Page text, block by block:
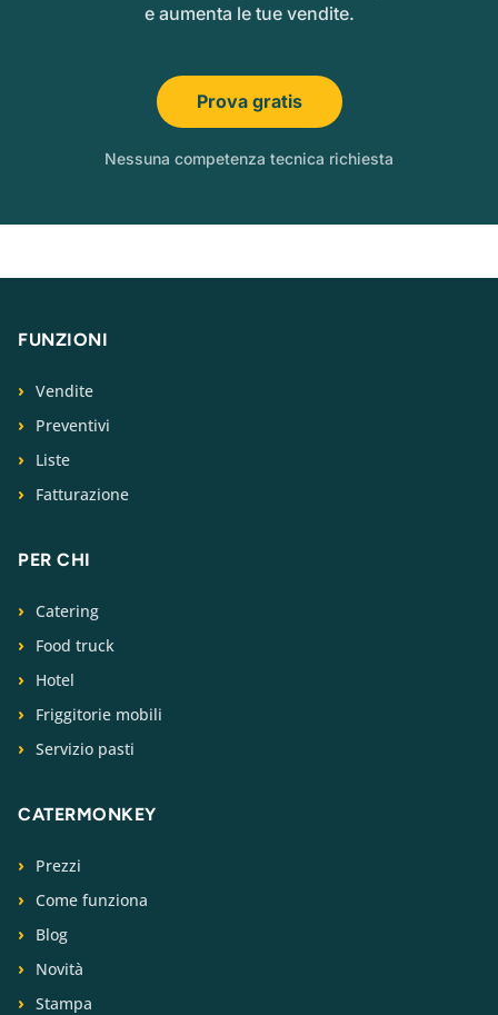
e aumenta le tue vendite.
Prova gratis
Nessuna competenza tecnica richiesta
FUNZIONI
Vendite
Preventivi
Liste
Fatturazione
PER CHI
Catering
Food truck
Hotel
Friggitorie mobili
Servizio pasti
CATERMONKEY
Prezzi
Come funziona
Blog
Novità
Stampa